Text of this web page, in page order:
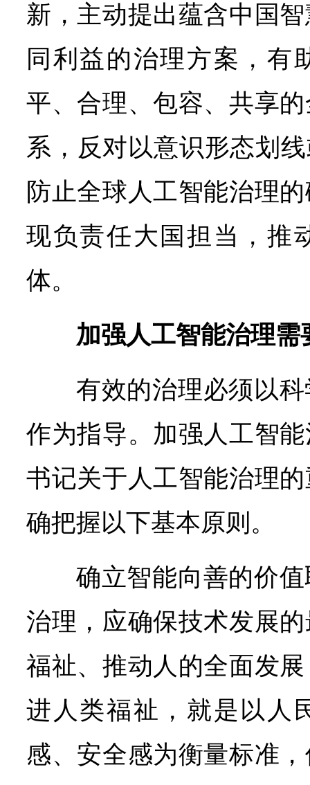
新，主动提出蕴含中国
同利益的治理方案，有
平、合理、包容、共享
系，反对以意识形态划
防止全球人工智能治理
现负责任大国担当，推
体。
加强人工智能治理
有效的治理必须以
作为指导。加强人工智
书记关于人工智能治理
确把握以下基本原则。
确立智能向善的价
治理，应确保技术发展
福祉、推动人的全面发
进人类福祉，就是以人
感、安全感为衡量标准